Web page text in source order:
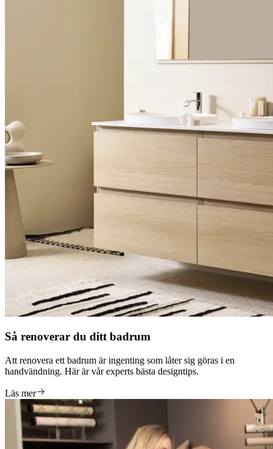
Så renoverar du ditt badrum
Att renovera ett badrum är ingenting som låter sig göras i en
handvändning. Här är vår experts bästa designtips.
Läs mer